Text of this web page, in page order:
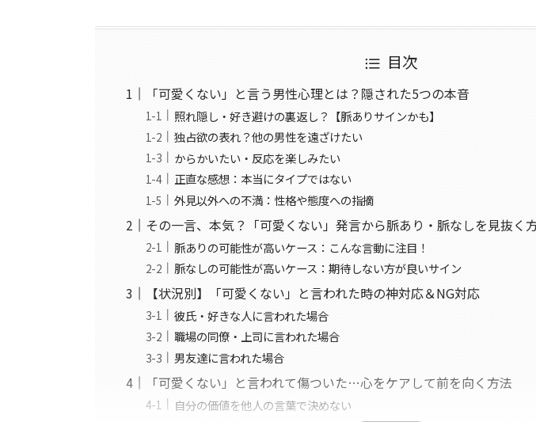
目次
「可愛くない」と言う男性心理とは？隠された5つの本音
照れ隠し・好き避けの裏返し？【脈ありサインかも】
独占欲の表れ？他の男性を遠ざけたい
からかいたい・反応を楽しみたい
正直な感想：本当にタイプではない
外見以外への不満：性格や態度への指摘
その一言、本気？「可愛くない」発言から脈あり・脈なしを見抜く
脈ありの可能性が高いケース：こんな言動に注目！
脈なしの可能性が高いケース：期待しない方が良いサイン
【状況別】「可愛くない」と言われた時の神対応＆NG対応
彼氏・好きな人に言われた場合
職場の同僚・上司に言われた場合
男友達に言われた場合
「可愛くない」と言われて傷ついた…心をケアして前を向く方法
自分の価値を他人の言葉で決めない